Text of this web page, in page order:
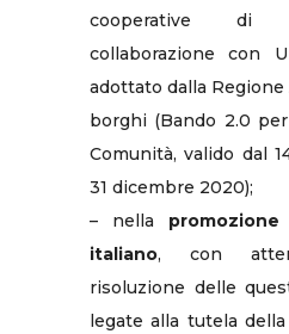
cooperative di
collaborazione con
adottato dalla
borghi (Bando 2.0
Comunità, valido dal
31 dicembre 2020);
– nella
italiano, con
risoluzione delle
legate alla tutela